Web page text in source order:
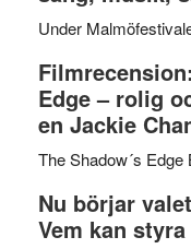
att
på
Under
Edge – rolig
en Jackie
The Shadow´s
Nu börjar
Vem kan